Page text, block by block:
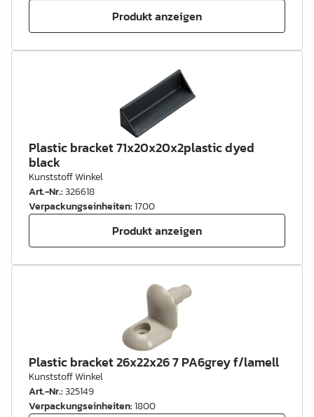
Produkt anzeigen
Plastic bracket 71x20x20x2plastic dyed
black
Kunststoff Winkel
Art.-Nr.:326618
Verpackungseinheiten:1700
Produkt anzeigen
Plastic bracket 26x22x26 7 PA6grey f/lamell
Kunststoff Winkel
Art.-Nr.:325149
Verpackungseinheiten:1800